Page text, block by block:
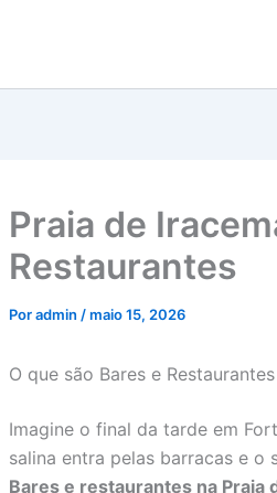
Praia de
Restaurantes
Poradmin /maio 15, 2026
O que são Bares e
Imagine o final da tarde em
salina entra pelas barracas e
Bares e restaurantes na Praia